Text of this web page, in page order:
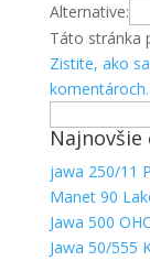
Alternative:
Táto stránka
Zistite, ako
komentároch.
Najnovšie
jawa 250/11
Manet 90
Jawa 500
Jawa 50/555